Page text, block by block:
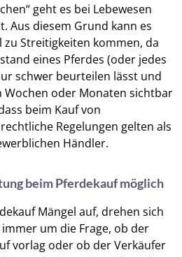
geht es bei Lebewesen
Aus diesem Grund kann es
zu Streitigkeiten kommen, da
eines Pferdes (oder jedes
schwer beurteilen lässt und
Wochen oder Monaten sichtbar
beim Kauf von
Regelungen gelten als
Händler.
beim Pferdekauf möglich
Mängel auf, drehen sich
um die Frage, ob der
vorlag oder ob der Verkäufer